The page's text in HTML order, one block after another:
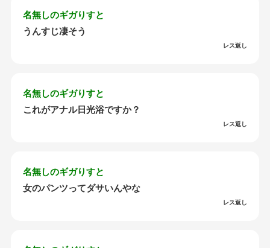
名無しのギガりすと
うんすじ凄そう
レス返し
名無しのギガりすと
これがアナル日光浴ですか？
レス返し
名無しのギガりすと
女のパンツってダサいんやな
レス返し